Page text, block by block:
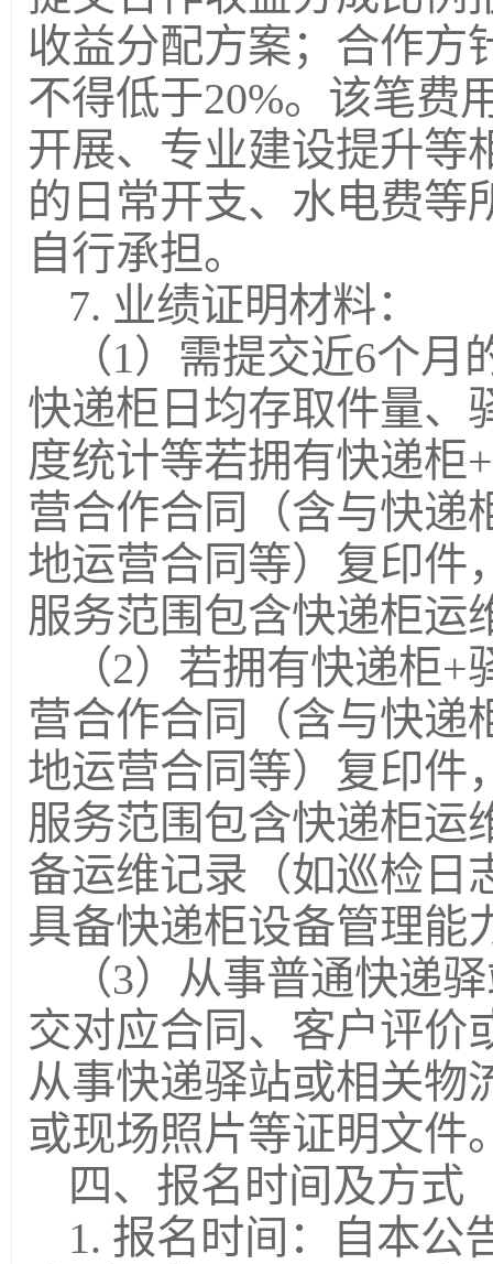
收益分配方案；合作方
不得低于20%。该笔费
开展、专业建设提升等
的日常开支、水电费等
自行承担。
7. 业绩证明材料：
（1）需提交近6个
快递柜日均存取件量、
度统计等若拥有快递柜
营合作合同（含与快递
地运营合同等）复印件
服务范围包含快递柜运
（2）若拥有快递柜
营合作合同（含与快递
地运营合同等）复印件
服务范围包含快递柜运
备运维记录（如巡检日
具备快递柜设备管理能
（3）从事普通快递
交对应合同、客户评价
从事快递驿站或相关物
或现场照片等证明文件
四、报名时间及方式
1. 报名时间：自本公